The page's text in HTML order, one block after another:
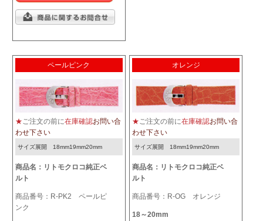
ペールピンク
★ご注文の前に在庫確認お問い合
わせ下さい
サイズ展開 18mm19mm20mm
商品名：リトモクロコ純正ベ
ルト
商品番号：R-PK2 ペールピ
ンク
オレンジ
★ご注文の前に在庫確認お問い合
わせ下さい
サイズ展開 18mm19mm20mm
商品名：リトモクロコ純正ベ
ルト
商品番号：R-OG オレンジ
18～20mm